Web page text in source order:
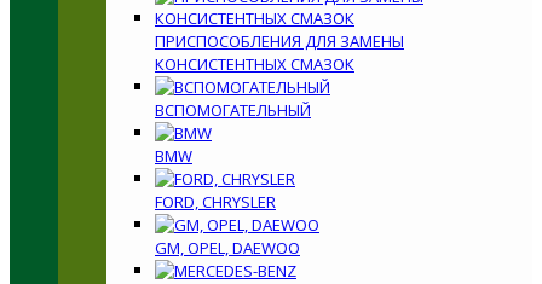
ПРИСПОСОБЛЕНИЯ ДЛЯ ЗАМЕНЫ
КОНСИСТЕНТНЫХ СМАЗОК
ВСПОМОГАТЕЛЬНЫЙ
BMW
FORD, CHRYSLER
GM, OPEL, DAEWOO